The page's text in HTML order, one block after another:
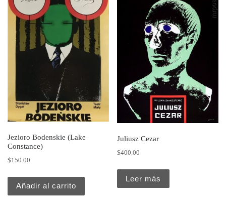
Jezioro Bodenskie (Lake
Constance)
$150.00
Añadir al carrito
Juliusz Cezar
$400.00
Leer más